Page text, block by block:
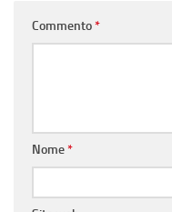
Commento*
Nome*